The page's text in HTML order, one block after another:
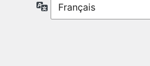
Langue